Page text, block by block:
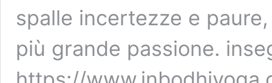
spalle incertezze e
più grande passione.